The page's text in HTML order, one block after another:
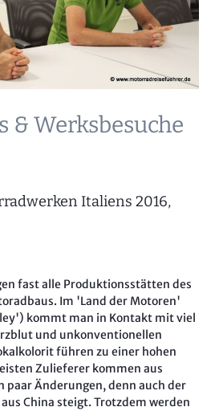
& Werksbesuche
Italiens 2016,
fast alle Produktionsstätten des
Im 'Land der Motoren'
kommt man in Kontakt mit viel
und unkonventionellen
führen zu einer hohen
Zulieferer kommen aus
paar Änderungen, denn auch der
China steigt. Trotzdem werden